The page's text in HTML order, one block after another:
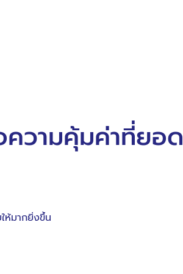
ความคุ้มค่าที่ยอด
ห้มากยิ่งขึ้น